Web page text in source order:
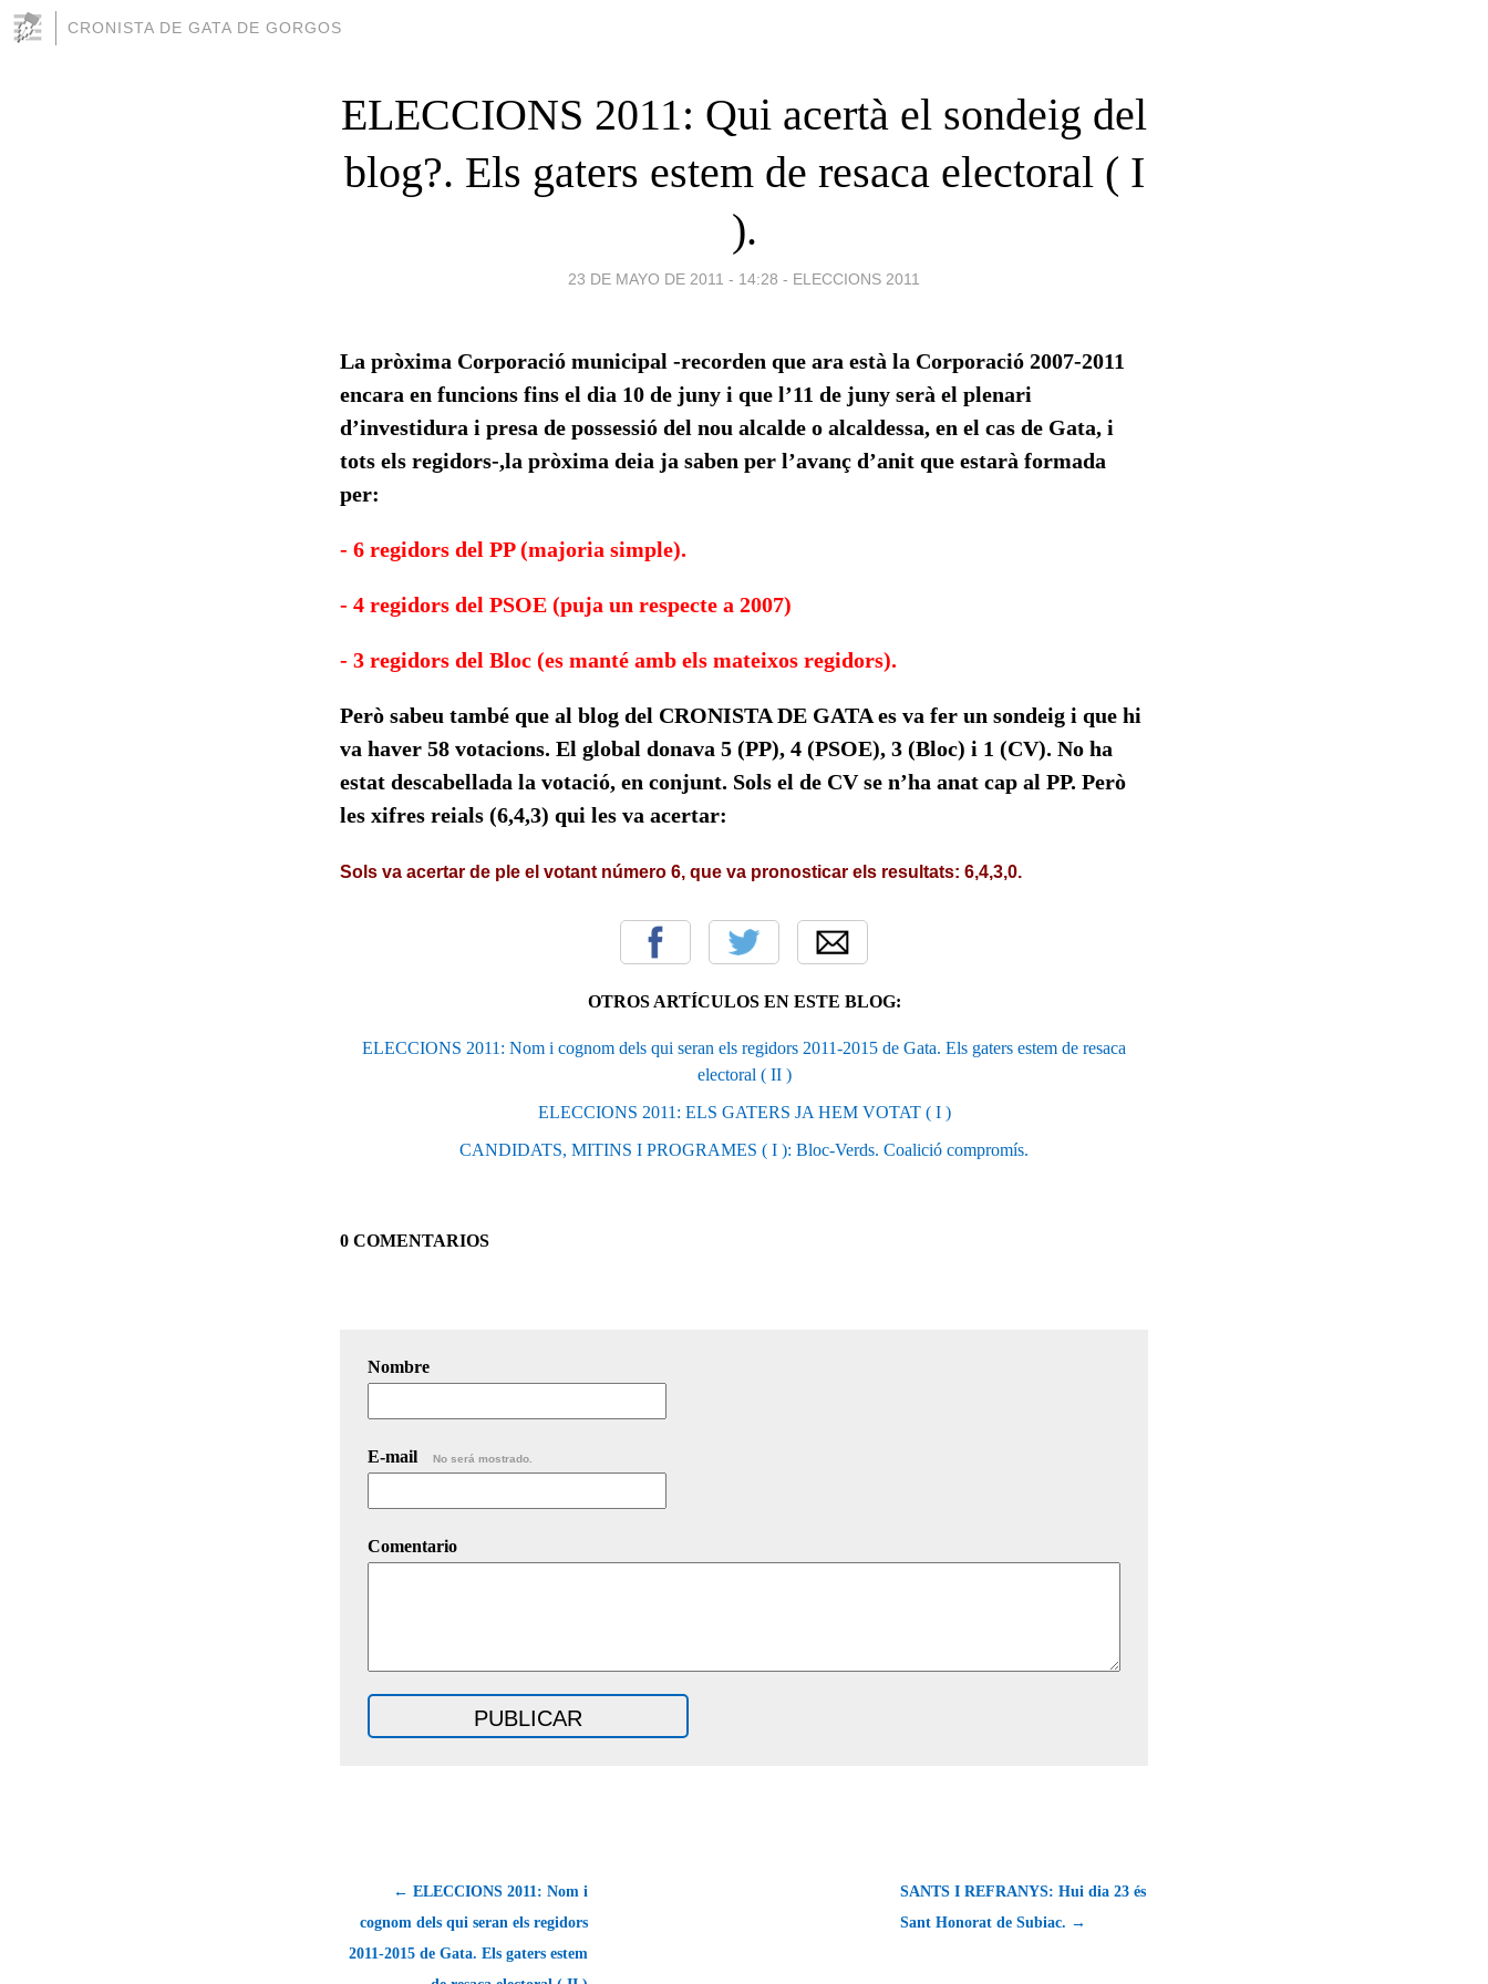
CRONISTA DE GATA DE GORGOS
ELECCIONS 2011: Qui acertà el sondeig del
blog?. Els gaters estem de resaca electoral ( I
).
23 DE MAYO DE 2011 - 14:28 - ELECCIONS 2011
La pròxima Corporació municipal -recorden que ara està la Corporació 2007-2011
encara en funcions fins el dia 10 de juny i que l’11 de juny serà el plenari
d’investidura i presa de possessió del nou alcalde o alcaldessa, en el cas de Gata, i
tots els regidors-,la pròxima deia ja saben per l’avanç d’anit que estarà formada
per:
- 6 regidors del PP (majoria simple).
- 4 regidors del PSOE (puja un respecte a 2007)
- 3 regidors del Bloc (es manté amb els mateixos regidors).
Però sabeu també que al blog del CRONISTA DE GATA es va fer un sondeig i que hi
va haver 58 votacions. El global donava 5 (PP), 4 (PSOE), 3 (Bloc) i 1 (CV). No ha
estat descabellada la votació, en conjunt. Sols el de CV se n’ha anat cap al PP. Però
les xifres reials (6,4,3) qui les va acertar:
Sols va acertar de ple el votant número 6, que va pronosticar els resultats: 6,4,3,0.
OTROS ARTÍCULOS EN ESTE BLOG:
ELECCIONS 2011: Nom i cognom dels qui seran els regidors 2011-2015 de Gata. Els gaters estem de resaca
electoral ( II )
ELECCIONS 2011: ELS GATERS JA HEM VOTAT ( I )
CANDIDATS, MITINS I PROGRAMES ( I ): Bloc-Verds. Coalició compromís.
0 COMENTARIOS
Nombre
E-mail No será mostrado.
Comentario
← ELECCIONS 2011: Nom i
cognom dels qui seran els regidors
2011-2015 de Gata. Els gaters estem
SANTS I REFRANYS: Hui dia 23 és
Sant Honorat de Subiac. →